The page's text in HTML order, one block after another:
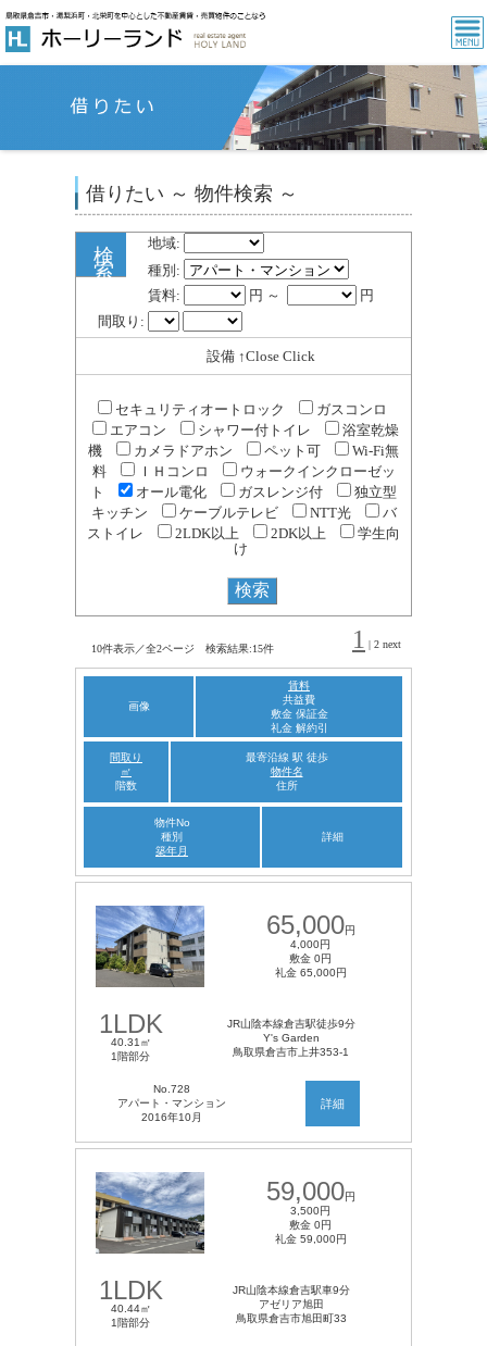
借りたい ～ 物件検索 ～
検
索
地域:
種別:
賃料:
円 ～
円
間取り:
設備 ↑Close Click
セキュリティオートロック
ガスコンロ
エアコン
シャワー付トイレ
浴室乾燥
機
カメラドアホン ペット可
Wi-Fi無
料
ＩＨコンロ
ウォークインクローゼッ
ト
オール電化 ガスレンジ付
独立型
キッチン
ケーブルテレビ NTT光
バ
ストイレ
2LDK以上 2DK以上
学生向
け
10件表示／全2ページ 検索結果:15件 1 | 2 next
画像
賃料
共益費
敷金 保証金
礼金 解約引
間取り
㎡
階数
最寄沿線 駅 徒歩
物件名
住所
物件No
種別
築年月
詳細
65,000円
4,000円
敷金 0円
礼金 65,000円
1LDK
40.31㎡
1階部分
JR山陰本線倉吉駅徒歩9分
Y's Garden
鳥取県倉吉市上井353-1
No.728
アパート・マンション
2016年10月
詳細
59,000円
3,500円
敷金 0円
礼金 59,000円
1LDK
40.44㎡
1階部分
JR山陰本線倉吉駅車9分
アゼリア旭田
鳥取県倉吉市旭田町33